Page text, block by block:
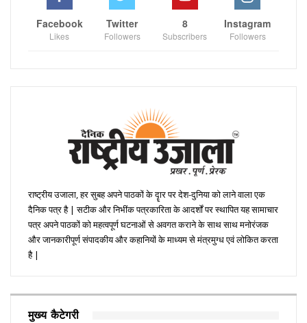
Facebook
Likes
Twitter
Followers
8
Subscribers
Instagram
Followers
राष्ट्रीय उजाला, हर सुबह अपने पाठकों के दॄार पर देश-दुनिया को लाने वाला एक
दैनिक पत्र है | सटीक और निभींक पत्रकारिता के आदर्शों पर स्थापित यह सामाचार
पत्र अपने पाठकों को महत्वपूर्ण घटनाओं से अवगत कराने के साथ साथ मनोरंजक
और जानकारीपूर्ण संपादकीय और कहानियों के माध्यम से मंत्रमुग्ध एवं लोकित करता
है |
मुख्य कैटेगरी